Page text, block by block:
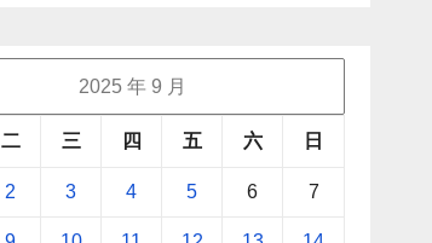
2025 年 9 月
二 三 四 五 六 日
2 3 4 5 6 7